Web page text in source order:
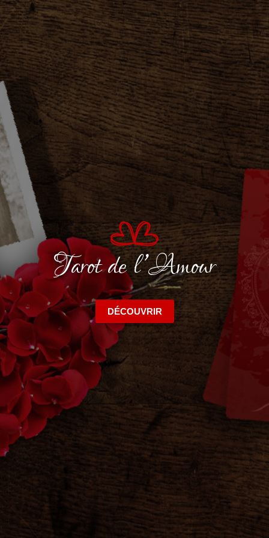
Tarot de l’Amour
DÉCOUVRIR